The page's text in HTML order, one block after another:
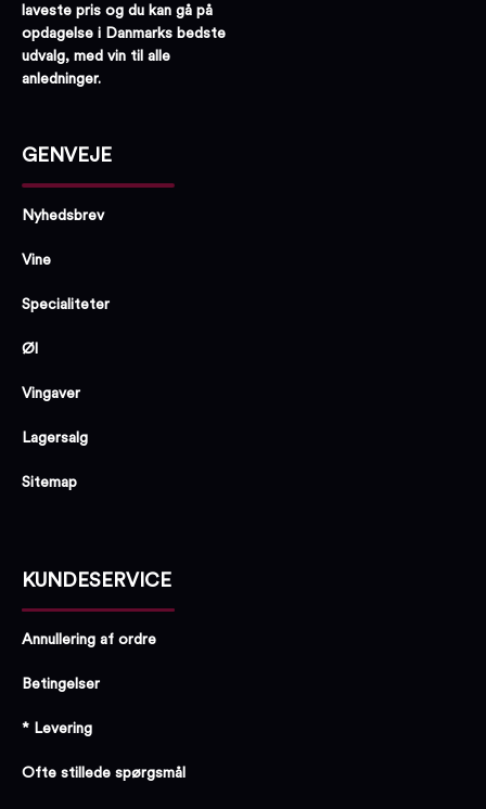
laveste pris og du kan gå på
opdagelse i Danmarks bedste
udvalg, med vin til alle
anledninger.
GENVEJE
Nyhedsbrev
Vine
Specialiteter
Øl
Vingaver
Lagersalg
Sitemap
KUNDESERVICE
Annullering af ordre
Betingelser
* Levering
Ofte stillede spørgsmål